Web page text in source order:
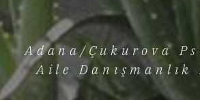
Adana/Çukurova
Aile Danışmanlık